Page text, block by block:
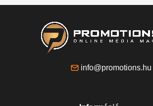
info@promotions.hu